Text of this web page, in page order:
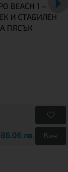
BEACH 1 –
И СТАБИЛЕН
ПЯСЪК
лв. Виж